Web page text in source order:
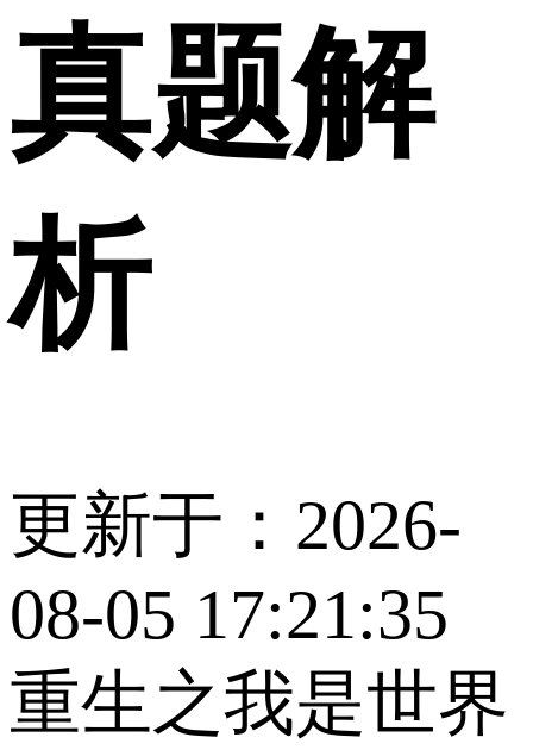
真题解
析
更新于：2026-
08-05 17:21:35
重生之我是世界